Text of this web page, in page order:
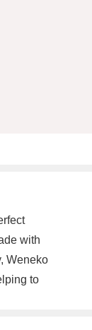
with
Weneko
to